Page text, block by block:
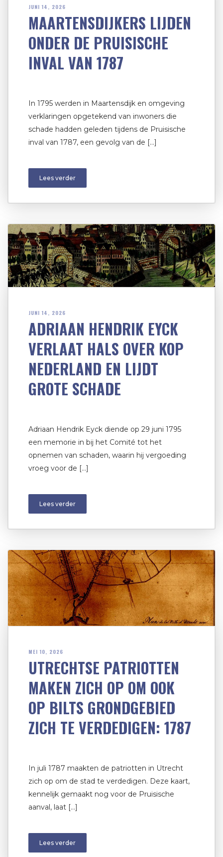
JUNI 14, 2026
MAARTENSDIJKERS LIJDEN
ONDER DE PRUISISCHE
INVAL VAN 1787
In 1795 werden in Maartensdijk en omgeving
verklaringen opgetekend van inwoners die
schade hadden geleden tijdens de Pruisische
inval van 1787, een gevolg van de […]
Lees verder
JUNI 14, 2026
ADRIAAN HENDRIK EYCK
VERLAAT HALS OVER KOP
NEDERLAND EN LIJDT
GROTE SCHADE
Adriaan Hendrik Eyck diende op 29 juni 1795
een memorie in bij het Comité tot het
opnemen van schaden, waarin hij vergoeding
vroeg voor de […]
Lees verder
MEI 10, 2026
UTRECHTSE PATRIOTTEN
MAKEN ZICH OP OM OOK
OP BILTS GRONDGEBIED
ZICH TE VERDEDIGEN: 1787
In juli 1787 maakten de patriotten in Utrecht
zich op om de stad te verdedigen. Deze kaart,
kennelijk gemaakt nog voor de Pruisische
aanval, laat […]
Lees verder